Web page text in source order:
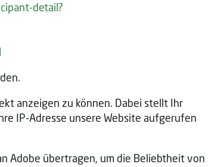
detail?
anzeigen zu können. Dabei stellt Ihr
IP-Adresse unsere Website aufgerufen
Adobe übertragen, um die Beliebtheit von